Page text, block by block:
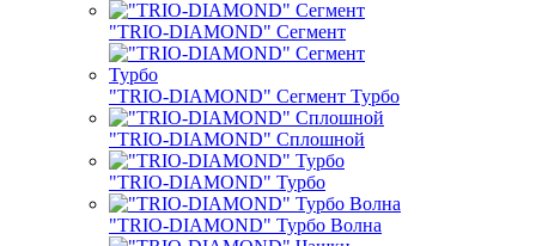
"TRIO-DIAMOND" Сегмент
"TRIO-DIAMOND" Сегмент Турбо
"TRIO-DIAMOND" Сплошной
"TRIO-DIAMOND" Турбо
"TRIO-DIAMOND" Турбо Волна